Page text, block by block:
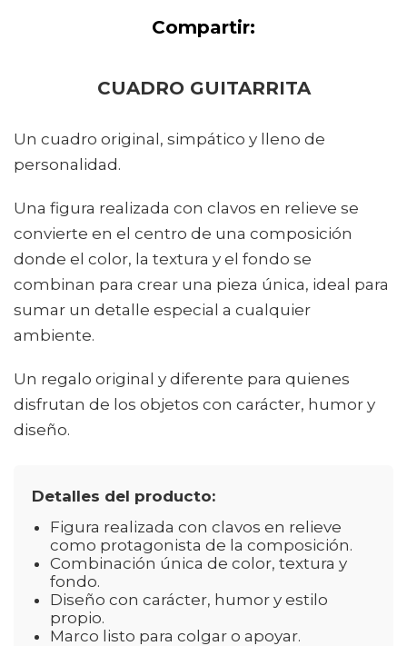
Compartir:
CUADRO GUITARRITA
Un cuadro original, simpático y lleno de
personalidad.
Una figura realizada con clavos en relieve se
convierte en el centro de una composición
donde el color, la textura y el fondo se
combinan para crear una pieza única, ideal para
sumar un detalle especial a cualquier
ambiente.
Un regalo original y diferente para quienes
disfrutan de los objetos con carácter, humor y
diseño.
Detalles del producto:
Figura realizada con clavos en relieve
como protagonista de la composición.
Combinación única de color, textura y
fondo.
Diseño con carácter, humor y estilo
propio.
Marco listo para colgar o apoyar.